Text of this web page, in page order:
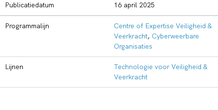
Publicatiedatum 16 april 2025
Programmalijn
Centre of Expertise Veiligheid &
Veerkracht, Cyberweerbare
Organisaties
Lijnen
Technologie voor Veiligheid &
Veerkracht